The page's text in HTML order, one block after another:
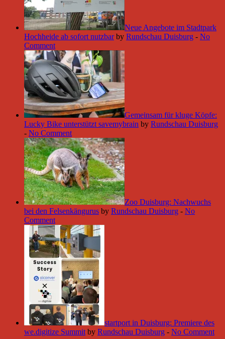
Neue Angebote im Stadtpark
Hochheide ab sofort nutzbar by Rundschau Duisburg - No
Comment
Gemeinsam für kluge Köpfe:
Lucky Bike unterstützt savemybrain by Rundschau Duisburg
- No Comment
Zoo Duisburg: Nachwuchs
bei den Felsenkängurus by Rundschau Duisburg - No
Comment
startport in Duisburg: Premiere des
we.digitize Summit by Rundschau Duisburg - No Comment